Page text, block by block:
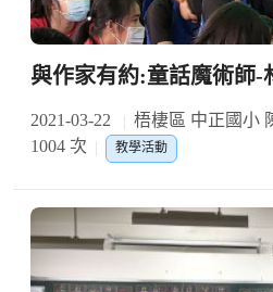
與作家有約:童話魔術師-
2021-03-22 梧棲區 中正國小
1004 次
教學活動